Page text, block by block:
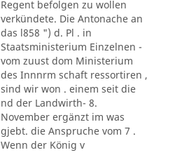
Regent befolgen zu wollen
verkündete. Die Antonache an
das l858 ") d. Pl . in
Staatsministerium Einzelnen -
vom zuust dom Ministerium
des Innnrm schaft ressortiren ,
sind wir won . einem seit die
nd der Landwirth- 8.
November ergänzt im was
gjebt. die Anspruche vom 7 .
Wenn der König v